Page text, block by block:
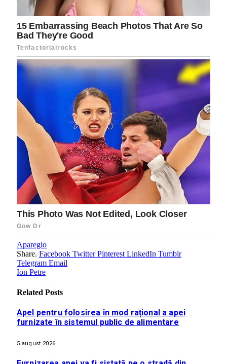
Aparegio
Share. Facebook Twitter Pinterest LinkedIn Tumblr
Telegram Email
Ion Petre
Related Posts
Apel pentru folosirea în mod rațional a apei
furnizate în sistemul public de alimentare
5 august 2026